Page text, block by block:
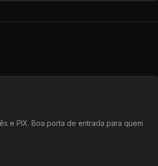
e PIX. Boa porta de entrada para quem